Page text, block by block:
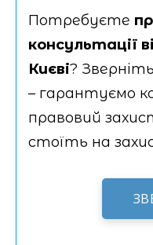
Потребуєте
консультації
Києві?
– гарантуємо
правовий
стоїть на